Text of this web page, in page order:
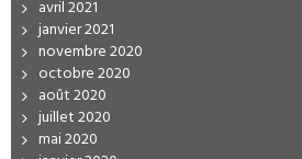
avril 2021
janvier 2021
novembre 2020
octobre 2020
août 2020
juillet 2020
mai 2020